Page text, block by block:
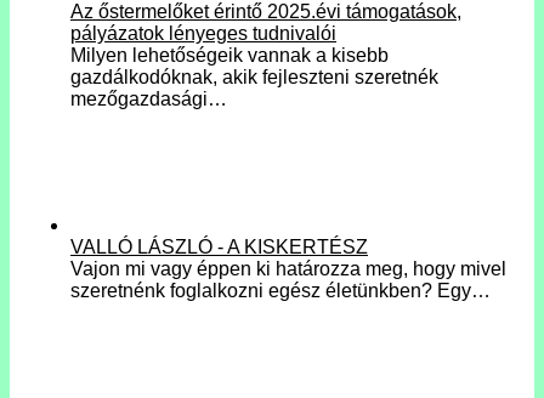
Az őstermelőket érintő 2025.évi támogatások,
pályázatok lényeges tudnivalói
Milyen lehetőségeik vannak a kisebb
gazdálkodóknak, akik fejleszteni szeretnék
mezőgazdasági…
VALLÓ LÁSZLÓ - A KISKERTÉSZ
Vajon mi vagy éppen ki határozza meg, hogy mivel
szeretnénk foglalkozni egész életünkben? Egy…